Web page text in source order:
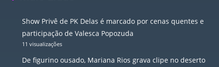
Show Privê de PK Delas é marcado por cenas quentes e
participação de Valesca Popozuda
11 visualizações
De figurino ousado, Mariana Rios grava clipe no deserto